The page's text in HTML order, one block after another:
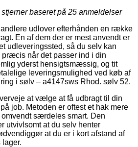
baseret på 25 anmeldelser
udlover efterhånden en række
En af dem der er mest anvendt er
udleveringssted, så du selv kan
når det passer ind i din
yderst hensigtsmæssig, og tit
leveringsmulighed ved køb af
i sølv – a4147sws Rhod. sølv 52.
at vælge at få udbragt til din
job. Metoden er oftest et hak mere
særdeles smart. Den
utvivlsomt at du selv henter
at du er i kort afstand af
lager.